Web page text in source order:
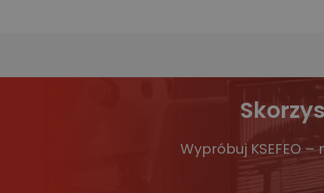
Wypróbuj KSEFEO